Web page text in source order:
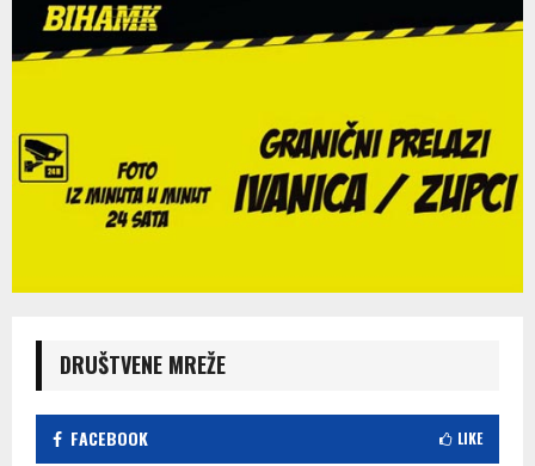
DRUŠTVENE MREŽE
FACEBOOK LIKE